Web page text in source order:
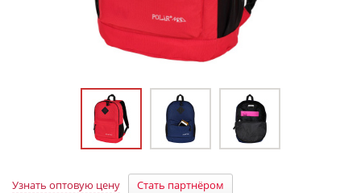
Узнать оптовую цену Стать партнёром